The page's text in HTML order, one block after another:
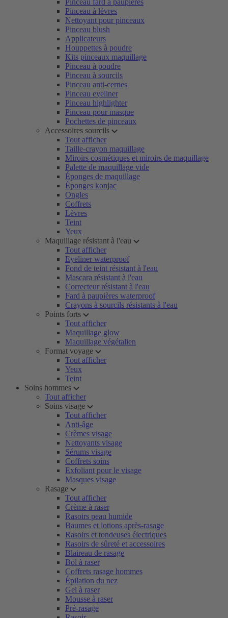
Pinceau fard à paupières
Pinceau à lèvres
Nettoyant pour pinceaux
Pinceau blush
Applicateurs
Houppettes à poudre
Kits pinceaux maquillage
Pinceau à poudre
Pinceau à sourcils
Pinceau anti-cernes
Pinceau eyeliner
Pinceau highlighter
Pinceau pour masque
Pochettes de pinceaux
Accessoires sourcils
Tout afficher
Taille-crayon maquillage
Miroirs cosmétiques et miroirs de maquillage
Palette de maquillage vide
Éponges de maquillage
Éponges konjac
Ongles
Coffrets
Lèvres
Teint
Yeux
Maquillage résistant à l'eau
Tout afficher
Eyeliner waterproof
Fond de teint résistant à l'eau
Mascara résistant à l'eau
Correcteur résistant à l'eau
Fard à paupières waterproof
Crayons à sourcils résistants à l'eau
Points forts
Tout afficher
Maquillage glow
Maquillage végétalien
Format voyage
Tout afficher
Yeux
Teint
Soins hommes
Tout afficher
Soins visage
Tout afficher
Anti-âge
Crèmes visage
Nettoyants visage
Sérums visage
Coffrets soins
Exfoliant pour le visage
Masques visage
Rasage
Tout afficher
Crème à raser
Rasoirs peau humide
Baumes et lotions après-rasage
Rasoirs et tondeuses électriques
Rasoirs de sûreté et accessoires
Blaireau de rasage
Bol à raser
Coffrets rasage hommes
Épilation du nez
Gel à raser
Mousse à raser
Pré-rasage